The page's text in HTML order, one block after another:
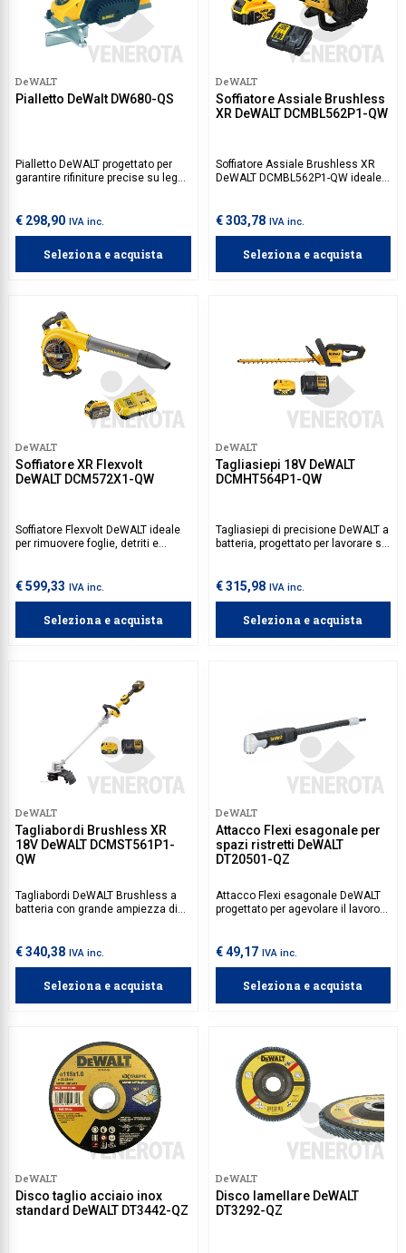
DeWALT
Pialletto DeWalt DW680-QS
Pialletto DeWALT progettato per
garantire rifiniture precise su legno
rendono il pialletto facile da
manovrare, garantendo un elevato
sistema di aspirazione della
polvere contribuisce a mantenere
€ 298,90 IVA inc.
Seleziona e acquista
DeWALT
Soffiatore Assiale Brushless
XR DeWALT DCMBL562P1-QW
Soffiatore Assiale Brushless XR
DeWALT DCMBL562P1-QW ideale
offre prestazioni elevate con un
design ergonomico, rendendo
foglie e detriti.
€ 303,78 IVA inc.
Seleziona e acquista
DeWALT
Soffiatore XR Flexvolt
DeWALT DCM572X1-QW
Soffiatore Flexvolt DeWALT ideale
per rimuovere foglie, detriti e
ergonomico assicurano un
comfort ottimale anche durante
€ 599,33 IVA inc.
Seleziona e acquista
DeWALT
Tagliasiepi 18V DeWALT
DCMHT564P1-QW
Tagliasiepi di precisione DeWALT a
batteria, progettato per lavorare su
precisi.
€ 315,98 IVA inc.
Seleziona e acquista
DeWALT
Tagliabordi Brushless XR
18V DeWALT DCMST561P1-
QW
Tagliabordi DeWALT Brushless a
batteria con grande ampiezza di
un comodo trasporto e uno
stoccaggio senza ingombri.
€ 340,38 IVA inc.
Seleziona e acquista
DeWALT
Attacco Flexi esagonale per
spazi ristretti DeWALT
DT20501-QZ
Attacco Flexi esagonale DeWALT
progettato per agevolare il lavoro
permette di avvitare e forare in
spazi ristretti o angolati, dove i
arrivano.
€ 49,17 IVA inc.
Seleziona e acquista
DeWALT
Disco taglio acciaio inox
standard DeWALT DT3442-QZ
DeWALT
Disco lamellare DeWALT
DT3292-QZ